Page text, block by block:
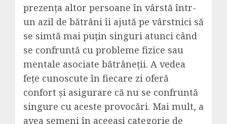
prezența altor persoane în vârstă într-
un azil de bătrâni îi ajută pe vârstnici să
se simtă mai puțin singuri atunci când
se confruntă cu probleme fizice sau
mentale asociate bătrâneții. A vedea
fețe cunoscute în fiecare zi oferă
confort și asigurare că nu se confruntă
singure cu aceste provocări. Mai mult, a
avea semeni în aceeași categorie de